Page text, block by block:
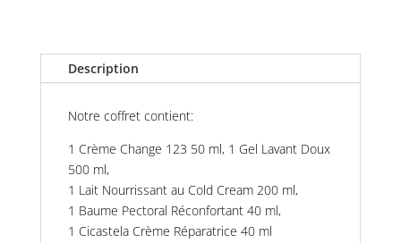
Description
Notre coffret contient:
1 Crème Change 123 50 ml, 1 Gel Lavant Doux
500 ml,
1 Lait Nourrissant au Cold Cream 200 ml,
1 Baume Pectoral Réconfortant 40 ml,
1 Cicastela Crème Réparatrice 40 ml